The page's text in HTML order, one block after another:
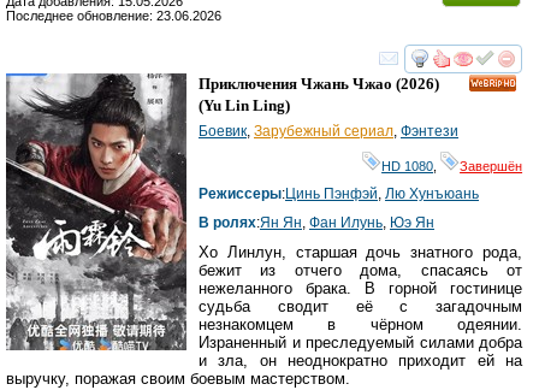
Последнее обновление: 23.06.2026
смотреть
Приключения Чжань Чжао (2026)
(Yu Lin Ling)
Боевик, Зарубежный сериал, Фэнтези
HD 1080 Завершён
Режиссеры:Цинь Пэнфэй, Лю Хунъюань
В ролях:Ян Ян, Фан Илунь, Юэ Ян
Хо Линлун, старшая дочь знатного рода,
бежит из отчего дома, спасаясь от
нежеланного брака. В горной гостинице
судьба сводит её с загадочным
незнакомцем в чёрном одеянии.
Израненный и преследуемый силами добра
и зла, он неоднократно приходит ей на
выручку, поражая своим боевым мастерством.